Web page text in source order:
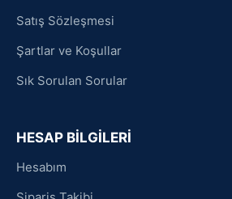
Satış Sözleşmesi
Şartlar ve Koşullar
Sık Sorulan Sorular
HESAP BİLGİLERİ
Hesabım